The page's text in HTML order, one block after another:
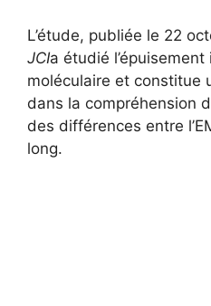
L’étude, publiée le 22
JCIa étudié
moléculaire et constitue
dans la compréhension
des différences entre
long.